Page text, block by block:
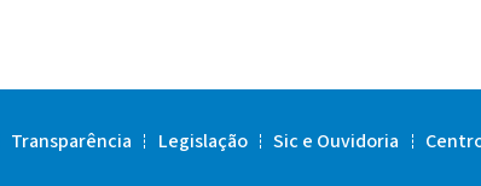
Transparência Legislação Sic e Ouvidoria